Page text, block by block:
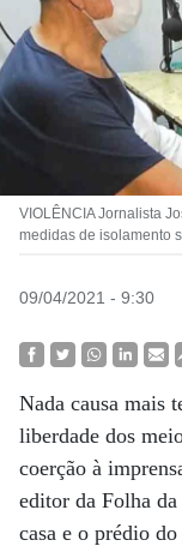
VIOLÊNCIA Jornalista
medidas de isolamento
09/04/2021 - 9:30
Nada causa mais
liberdade dos
coerção à
editor da Folha
casa e o prédio